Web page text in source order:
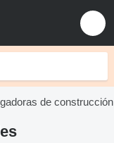
de construcción